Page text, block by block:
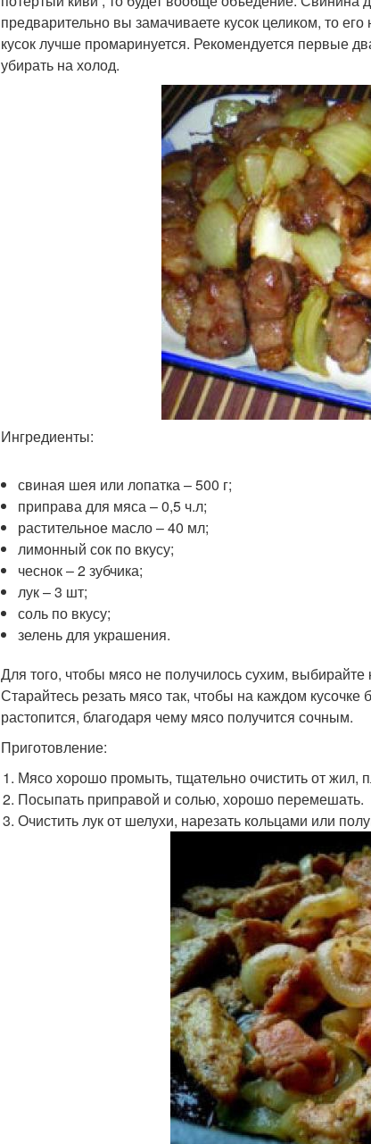
предварительно вы замачиваете кусок целиком, то
кусок лучше промаринуется. Рекомендуется первые
убирать на холод.
Ингредиенты:
свиная шея или лопатка – 500 г;
приправа для мяса – 0,5 ч.л;
растительное масло – 40 мл;
лимонный сок по вкусу;
чеснок – 2 зубчика;
лук – 3 шт;
соль по вкусу;
зелень для украшения.
Для того, чтобы мясо не получилось сухим,
Старайтесь резать мясо так, чтобы на каждом
растопится, благодаря чему мясо получится сочным.
Приготовление:
Мясо хорошо промыть, тщательно очистить от жил,
Посыпать приправой и солью, хорошо перемешать.
Очистить лук от шелухи, нарезать кольцами или